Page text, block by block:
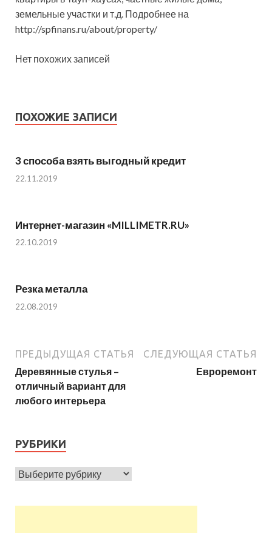
земельные участки и т.д. Подробнее на
http://spfinans.ru/about/property/
Нет похожих записей
ПОХОЖИЕ ЗАПИСИ
3 способа взять выгодный кредит
22.11.2019
Интернет-магазин «MILLIMETR.RU»
22.10.2019
Резка металла
22.08.2019
ПРЕДЫДУЩАЯ СТАТЬЯ
Деревянные стулья –
отличный вариант для
любого интерьера
СЛЕДУЮЩАЯ СТАТЬЯ
Евроремонт
РУБРИКИ